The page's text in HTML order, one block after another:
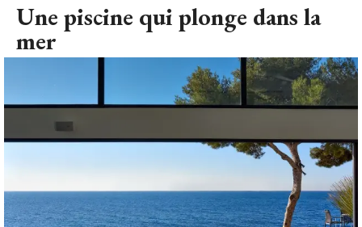
Une piscine qui plonge dans la
mer